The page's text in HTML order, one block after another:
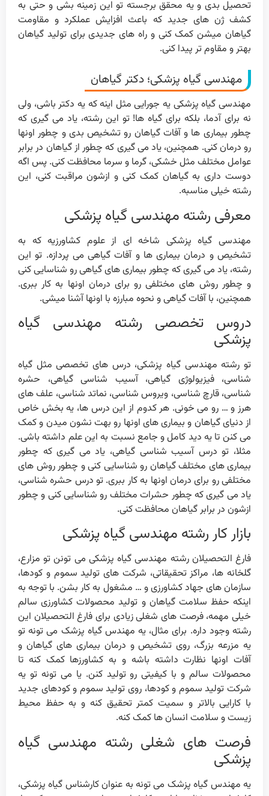
تحصیل بدی و یه محقق برجسته تو این زمینه بشی و حتی به
کشف ژن های جدید که باعث افزایش عملکرد و مقاومت
گیاهان میشن کمک کنی و راه های جدیدی برای تولید گیاهان
بهتر و مقاوم تر پیدا کنی.
مهندسی گیاه پزشکی؛ دکتر گیاهان
مهندسی گیاه پزشکی یه جورایی مثل اینه که یه دکتر باشی، ولی
نه برای آدما، بلکه برای گیاه ها! تو این رشته، یاد می گیری که
چطور بیماری ها و آفات گیاهان رو تشخیص بدی و چطور اونها
رو درمان کنی. همچنین، یاد می گیری که چطور از گیاهان در برابر
عوامل مختلف مثل خشکی، گرما و سرما محافظت کنی. پس اگه
دوست داری به گیاهان کمک کنی و ازشون مراقبت کنی، این
رشته خیلی مناسبه.
معرفی رشته مهندسی گیاه پزشکی
مهندسی گیاه پزشکی شاخه ای از علوم کشاورزیه که به
تشخیص و درمان بیماری ها و آفات گیاهی می پردازه. تو این
رشته، یاد می گیری که چطور بیماری های گیاهی رو شناسایی کنی
و چطور روش های مختلفی رو برای درمان اونها به کار ببری.
همچنین، با آفات گیاهی و نحوه مبارزه با اونها آشنا میشی.
دروس تخصصی رشته مهندسی گیاه
پزشکی
تو رشته مهندسی گیاه پزشکی، درس های تخصصی مثل گیاه
شناسی، فیزیولوژی گیاهی، آسیب شناسی گیاهی، حشره
شناسی، قارچ شناسی، ویروس شناسی، نماتد شناسی، علف های
هرز و … رو می خونی. هر کدوم از این درس ها، یه بخش خاص
از دنیای گیاهان و بیماری های اونها رو بهت نشون میدن و کمک
می کنن تا یه دید کامل و جامع نسبت به این علم داشته باشی.
مثلا، تو درس آسیب شناسی گیاهی، یاد می گیری که چطور
بیماری های مختلف گیاهان رو شناسایی کنی و چطور روش های
مختلفی رو برای درمان اونها به کار ببری. تو درس حشره شناسی،
یاد می گیری که چطور حشرات مختلف رو شناسایی کنی و چطور
ازشون در برابر گیاهان محافظت کنی.
بازار کار رشته مهندسی گیاه پزشکی
فارغ التحصیلان رشته مهندسی گیاه پزشکی می تونن تو مزارع،
گلخانه ها، مراکز تحقیقاتی، شرکت های تولید سموم و کودها،
سازمان های جهاد کشاورزی و … مشغول به کار بشن. با توجه به
اینکه حفظ سلامت گیاهان و تولید محصولات کشاورزی سالم
خیلی مهمه، فرصت های شغلی زیادی برای فارغ التحصیلان این
رشته وجود داره. برای مثال، یه مهندس گیاه پزشک می تونه تو
یه مزرعه بزرگ، روی تشخیص و درمان بیماری های گیاهان و
آفات اونها نظارت داشته باشه و به کشاورزها کمک کنه تا
محصولات سالم و با کیفیتی رو تولید کنن. یا می تونه تو یه
شرکت تولید سموم و کودها، روی تولید سموم و کودهای جدید
با کارایی بالاتر و سمیت کمتر تحقیق کنه و به حفظ محیط
زیست و سلامت انسان ها کمک کنه.
فرصت های شغلی رشته مهندسی گیاه
پزشکی
یه مهندس گیاه پزشک می تونه به عنوان کارشناس گیاه پزشکی،